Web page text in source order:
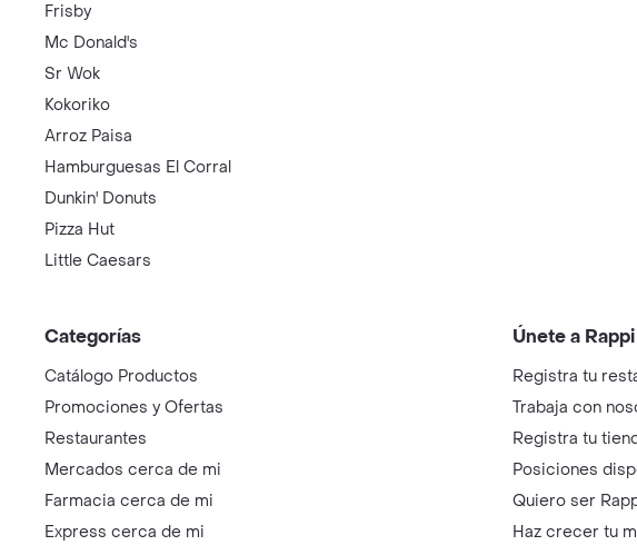
Frisby
Mc Donald's
Sr Wok
Kokoriko
Arroz Paisa
Hamburguesas El Corral
Dunkin' Donuts
Pizza Hut
Little Caesars
Categorías
Catálogo Productos
Promociones y Ofertas
Restaurantes
Mercados cerca de mi
Farmacia cerca de mi
Express cerca de mi
Únete a Rappi
Registra tu
Trabaja con
Registra tu
Posiciones
Quiero ser
Haz crecer tu